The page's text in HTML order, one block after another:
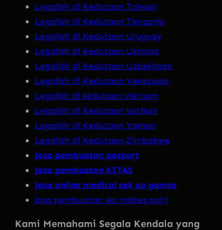
Legalisir di Kedutaan Taiwan
Legalisir di Kedutaan Tanzania
Legalisir di Kedutaan Uruguay
Legalisir di Kedutaan Ukraina
Legalisir di Kedutaan Uzbekistan
Legalisir di Kedutaan Venezuela
Legalisir di kedutaan vietnam
Legalisir di Kedutaan vatikan
Legalisir di Kedutaan Yaman
Legalisir di Kedutaan Zimbabwe
Jasa pembuatan pasport
Jasa pembuatan KITAS
Jasa online medical cek up gamca
Jasa pembuatan skc mabes polri
Kami Memahami Segala Kendala yang